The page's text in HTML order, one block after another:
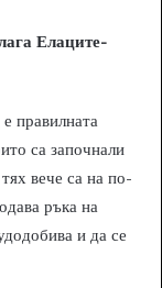
Елаците-
правилната
са започнали
вече са на по-
ръка на
и да се